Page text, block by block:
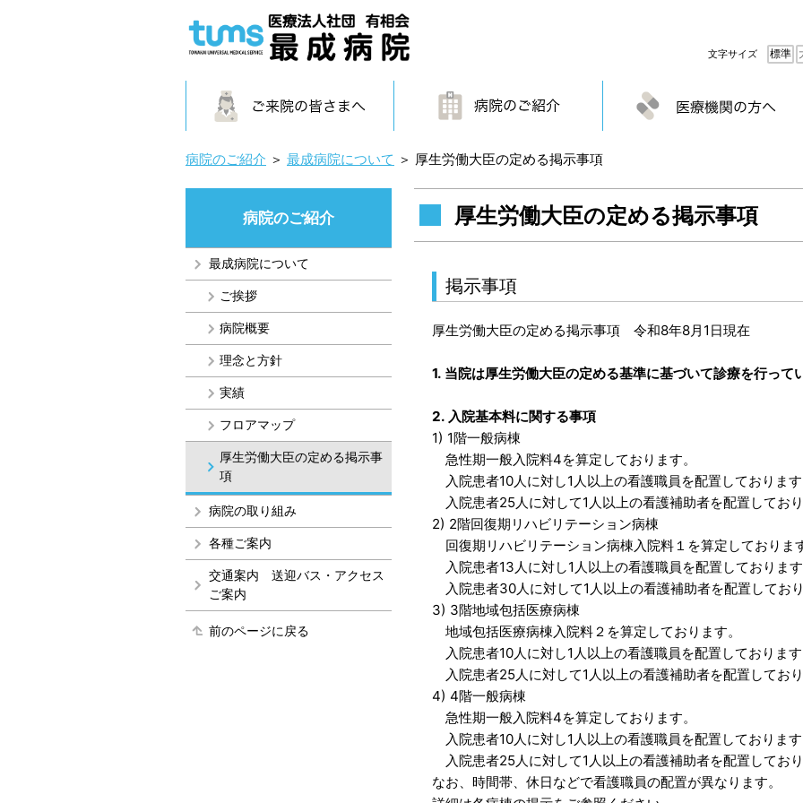
文字サイズ 標準
病院のご紹介 ＞ 最成病院について ＞ 厚生労働大臣の定める掲示事項
厚生労働大臣の定める掲示事項
掲示事項
厚生労働大臣の定める掲示事項 令和8年8月1日現在
1. 当院は厚生労働大臣の定める基準に基づいて診療を行って
2. 入院基本料に関する事項
1) 1階一般病棟
急性期一般入院料4を算定しております。
入院患者10人に対し1人以上の看護職員を配置しております
入院患者25人に対して1人以上の看護補助者を配置しており
2) 2階回復期リハビリテーション病棟
回復期リハビリテーション病棟入院料１を算定しております
入院患者13人に対し1人以上の看護職員を配置しております
入院患者30人に対して1人以上の看護補助者を配置しており
3) 3階地域包括医療病棟
地域包括医療病棟入院料２を算定しております。
入院患者10人に対し1人以上の看護職員を配置しております
入院患者25人に対して1人以上の看護補助者を配置しており
4) 4階一般病棟
急性期一般入院料4を算定しております。
入院患者10人に対し1人以上の看護職員を配置しております
入院患者25人に対して1人以上の看護補助者を配置しており
なお、時間帯、休日などで看護職員の配置が異なります。
病院のご紹介
最成病院について
ご挨拶
病院概要
理念と方針
実績
フロアマップ
厚生労働大臣の定める掲示事
項
病院の取り組み
各種ご案内
交通案内 送迎バス・アクセス
ご案内
前のページに戻る